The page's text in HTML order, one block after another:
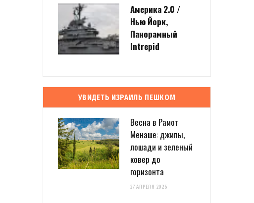
Америка 2.0 /
Нью Йорк,
Панорамный
Intrepid
УВИДЕТЬ ИЗРАИЛЬ ПЕШКОМ
Весна в Рамот
Менаше: джипы,
лошади и зеленый
ковер до
горизонта
27 АПРЕЛЯ 2026